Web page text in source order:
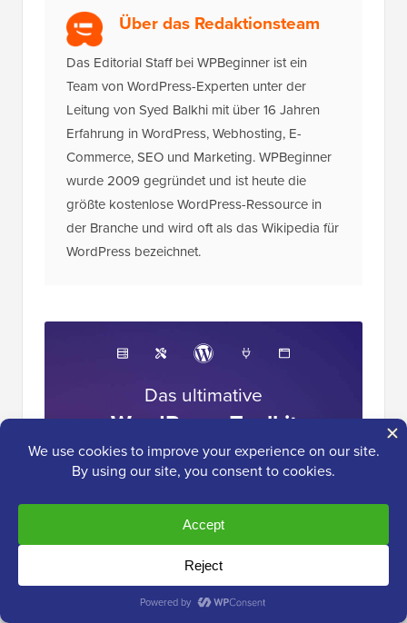
Über das Redaktionsteam
Das Editorial Staff bei WPBeginner ist ein
Team von WordPress-Experten unter der
Leitung von Syed Balkhi mit über 16 Jahren
Erfahrung in WordPress, Webhosting, E-
Commerce, SEO und Marketing. WPBeginner
wurde 2009 gegründet und ist heute die
größte kostenlose WordPress-Ressource in
der Branche und wird oft als das Wikipedia für
WordPress bezeichnet.
Das ultimative
WordPress-Toolkit
Erhalten Sie KOSTENLOSEN Zugang zu
unserem Toolkit– eine Sammlung von
WordPress-bezogenen Produkten und
Ressourcen, die jeder Profi haben sollte!
Jetzt herunterladen